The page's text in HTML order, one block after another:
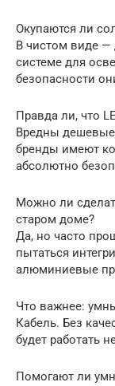
Окупаются ли
В чистом виде —
системе для
безопасности
Правда ли, что
Вредны
бренды имеют
абсолютно
Можно ли
старом доме?
Да, но часто
пытаться
алюминиевые
Что важнее:
Кабель. Без
будет работать
Помогают ли